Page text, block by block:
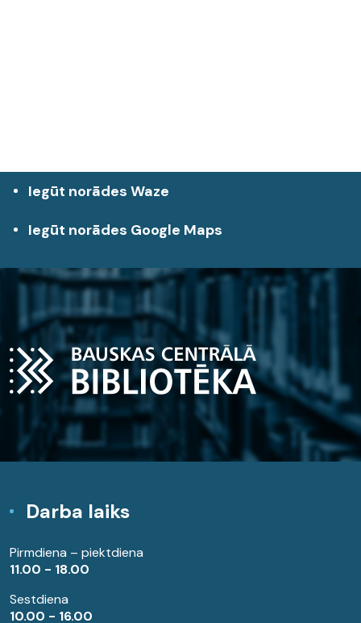
Iegūt norādes Waze
Iegūt norādes Google Maps
Darba laiks
Pirmdiena – piektdiena
11.00 - 18.00
Sestdiena
10.00 - 16.00